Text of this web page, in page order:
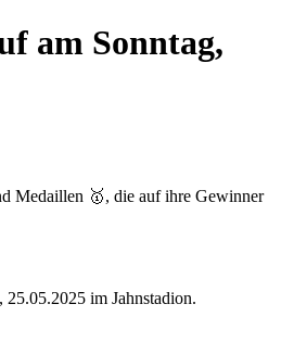
am Sonntag,
Medaillen 🥇, die auf ihre Gewinner
25.05.2025 im Jahnstadion.